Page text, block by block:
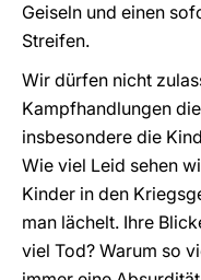
Geiseln und einen
Streifen.
Wir dürfen nicht
Kampfhandlungen
insbesondere die
Wie viel Leid sehen
Kinder in den
man lächelt. Ihre
viel Tod? Warum so